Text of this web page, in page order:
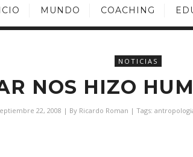
MUNDO COACHING
NOTICIAS
NOS HIZO
22, 2008 | By Ricardo Roman | Tags: